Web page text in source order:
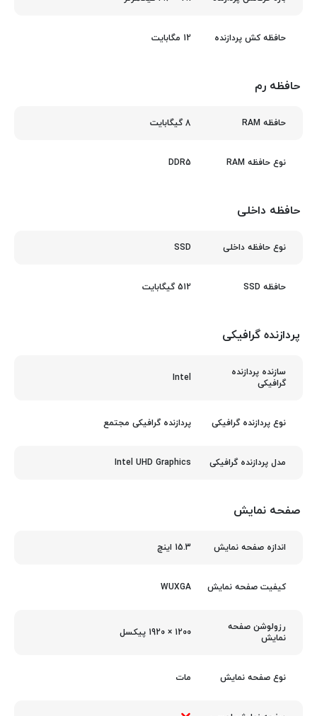
حافظه کش پردازنده 12 مگابایت
حافظه رم
حافظه RAM 8 گیگابایت
نوع حافظه RAM DDR5
حافظه داخلی
نوع حافظه داخلی SSD
حافظه SSD 512 گیگابایت
پردازنده گرافیکی
سازنده پردازنده
گرافیکی
Intel
نوع پردازنده گرافیکی پردازنده گرافیکی مجتمع
مدل پردازنده گرافیکی Intel UHD Graphics
صفحه نمایش
اندازه صفحه نمایش 15.3 اینچ
کیفیت صفحه نمایش WUXGA
رزولوشن صفحه
نمایش
1200 × 1920 پیکسل
نوع صفحه نمایش مات